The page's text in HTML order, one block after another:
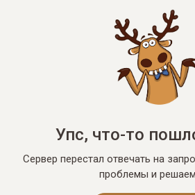
Упс, что-то
Сервер перестал отвечать на
проблемы и